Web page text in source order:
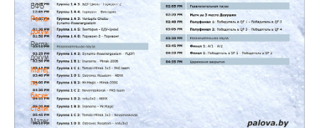
БФБ
Регламентирующие
документы
Регламентирующие
документы
Материалы
по
баскетбольной
статистике
Материалы